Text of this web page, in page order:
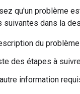
qu'un problème
suivantes dans la
du
des étapes à
autre information